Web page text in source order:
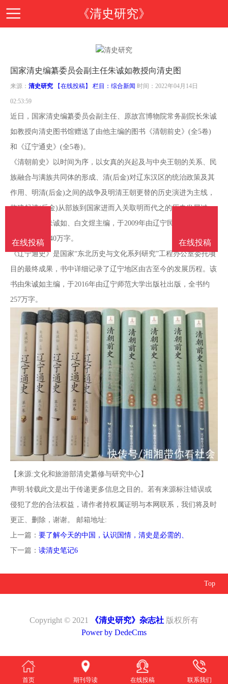
《清史研究》
页
期
导
读
投
稿
指
邮
箱
稿
在
线
投
稿
联
系
我
国家清史编纂委员会副主任朱诚如教授向清史图
来源： 清史研究 【在线投稿】 栏目： 综合新闻 时间：2022年04月14日
02:53:59
近日，国家清史编纂委员会副主任、原故宫博物院常务副院长朱诚
如教授向清史图书馆赠送了由他主编的图书《清朝前史》(全5卷)
和《辽宁通史》(全5卷)。
《清朝前史》以时间为序，以女真的兴起及与中央王朝的关系、民
族融合与满族共同体的形成、清(后金)对辽东汉区的统治政策及其
作用、明清(后金)之间的战争及明清王朝更替的历史演进为主线，
构建起清(后金)从部族到国家进而入关取明而代之的历史发展过
程。该书由朱诚如、白文煜主编，于2009年由辽宁民族出版社出
版，全书约240万字。
《辽宁通史》是国家“东北历史与文化系列研究”工程办公室委托项
目的最终成果，书中详细记录了辽宁地区由古至今的发展历程。该
书由朱诚如主编，于2016年由辽宁师范大学出版社出版，全书约
257万字。
【来源:文化和旅游部清史纂修与研究中心】
声明:转载此文是出于传递更多信息之目的。若有来源标注错误或
侵犯了您的合法权益，请作者持权属证明与本网联系，我们将及时
更正、删除，谢谢。 邮箱地址:
上一篇： 要了解今天的中国，认识国情，清史是必需的、
下一篇： 读清史笔记6
Top
Copyright © 2021 《清史研究》杂志社 版权所有
Power by DedeCms
首页 期刊导读 在线投稿 联系我们
在线投稿
在线投稿